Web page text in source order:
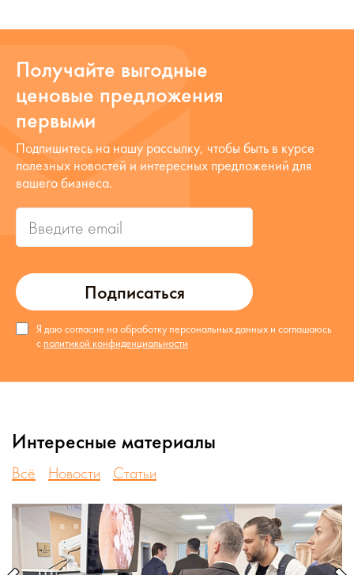
Получайте выгодные
ценовые предложения
первыми
Подписаться
Я даю согласие на обработку персональных данных и соглашаюсь
с политикой конфиденциальности
Подпишитесь на нашу рассылку, чтобы быть в курсе
полезных новостей и интересных предложений для
вашего бизнеса.
Интересные материалы
Всё Новости Статьи